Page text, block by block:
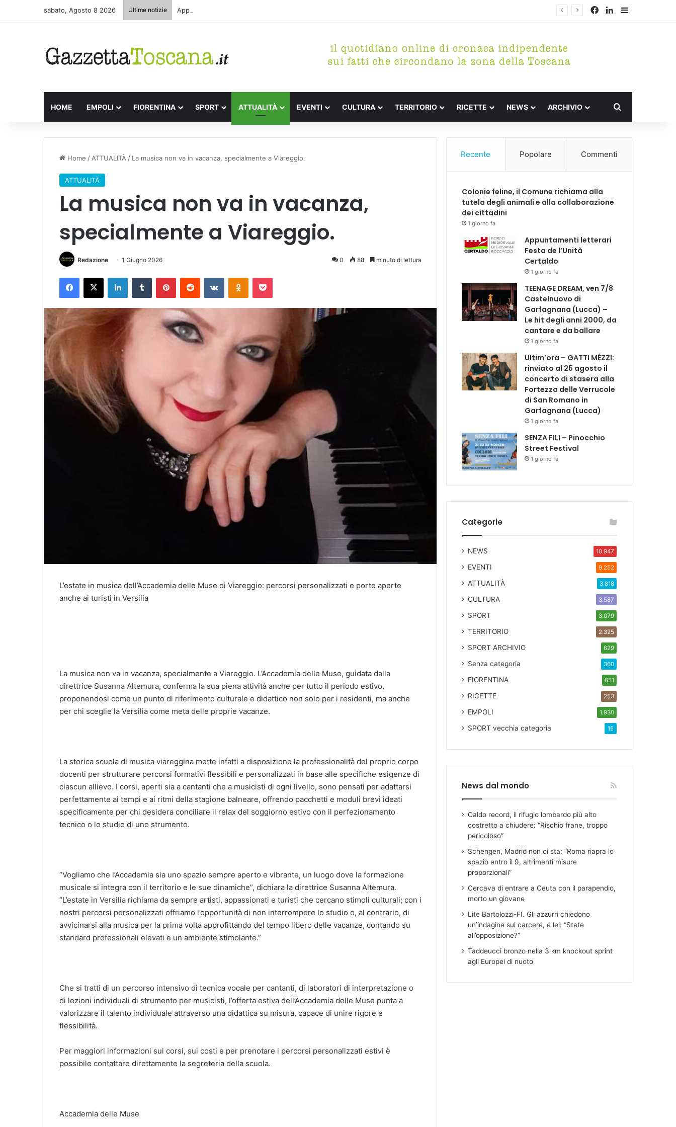
sabato, Agosto 8 2026 Ultime notizie Appuntamenti letterari Festa de l’Unità Certaldo Facebook
LinkedIn
HOME EMPOLI FIORENTINA SPORT ATTUALITÀ EVENTI CULTURA TERRITORIO RICETTE NEWS ARCHIVIO
Home / ATTUALITÀ / La musica non va in vacanza, specialmente a Viareggio.
ATTUALITÀ
La musica non va in vacanza,
specialmente a Viareggio.
Redazione 1 Giugno 2026 0 88 minuto di lettura
L’estate in musica dell’Accademia delle Muse di Viareggio: percorsi personalizzati e porte aperte
anche ai turisti in Versilia
La musica non va in vacanza, specialmente a Viareggio. L’Accademia delle Muse, guidata dalla
direttrice Susanna Altemura, conferma la sua piena attività anche per tutto il periodo estivo,
proponendosi come un punto di riferimento culturale e didattico non solo per i residenti, ma anche
per chi sceglie la Versilia come meta delle proprie vacanze.
La storica scuola di musica viareggina mette infatti a disposizione la professionalità del proprio corpo
docenti per strutturare percorsi formativi flessibili e personalizzati in base alle specifiche esigenze di
ciascun allievo. I corsi, aperti sia a cantanti che a musicisti di ogni livello, sono pensati per adattarsi
perfettamente ai tempi e ai ritmi della stagione balneare, offrendo pacchetti e moduli brevi ideati
specificamente per chi desidera conciliare il relax del soggiorno estivo con il perfezionamento
tecnico o lo studio di uno strumento.
“Vogliamo che l’Accademia sia uno spazio sempre aperto e vibrante, un luogo dove la formazione
musicale si integra con il territorio e le sue dinamiche”, dichiara la direttrice Susanna Altemura.
“L’estate in Versilia richiama da sempre artisti, appassionati e turisti che cercano stimoli culturali; con i
nostri percorsi personalizzati offriamo l’opportunità di non interrompere lo studio o, al contrario, di
avvicinarsi alla musica per la prima volta approfittando del tempo libero delle vacanze, contando su
standard professionali elevati e un ambiente stimolante.”
Che si tratti di un percorso intensivo di tecnica vocale per cantanti, di laboratori di interpretazione o
di lezioni individuali di strumento per musicisti, l’offerta estiva dell’Accademia delle Muse punta a
valorizzare il talento individuale attraverso una didattica su misura, capace di unire rigore e
flessibilità.
Per maggiori informazioni sui corsi, sui costi e per prenotare i percorsi personalizzati estivi è
possibile contattare direttamente la segreteria della scuola.
Accademia delle Muse
Recente Popolare Commenti
Colonie feline, il Comune richiama alla
tutela degli animali e alla collaborazione
dei cittadini
1 giorno fa
Appuntamenti letterari
Festa de l’Unità
Certaldo
1 giorno fa
TEENAGE DREAM, ven 7/8
Castelnuovo di
Garfagnana (Lucca) –
Le hit degli anni 2000, da
cantare e da ballare
1 giorno fa
Ultim’ora – GATTI MÉZZI:
rinviato al 25 agosto il
concerto di stasera alla
Fortezza delle Verrucole
di San Romano in
Garfagnana (Lucca)
1 giorno fa
SENZA FILI – Pinocchio
Street Festival
1 giorno fa
Categorie
NEWS 10.947
EVENTI 9.252
ATTUALITÀ 3.818
CULTURA 3.587
SPORT 3.079
TERRITORIO 2.325
SPORT ARCHIVIO 629
Senza categoria 360
FIORENTINA 651
RICETTE 253
EMPOLI 1.930
SPORTvecchia categoria 15
News dal mondo
Caldo record, il rifugio lombardo più alto
costretto a chiudere: “Rischio frane, troppo
pericoloso”
Schengen, Madrid non ci sta: “Roma riapra lo
spazio entro il 9, altrimenti misure
proporzionali”
Cercava di entrare a Ceuta con il parapendio,
morto un giovane
Lite Bartolozzi-FI. Gli azzurri chiedono
un’indagine sul carcere, e lei: “State
all’opposizione?”
Taddeucci bronzo nella 3 km knockout sprint
agli Europei di nuoto